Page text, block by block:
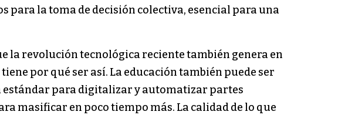
para la toma de decisión colectiva, esencial para una
la revolución tecnológica reciente también genera en
por qué ser así. La educación también puede ser
estándar para digitalizar y automatizar partes
masificar en poco tiempo más. La calidad de lo que